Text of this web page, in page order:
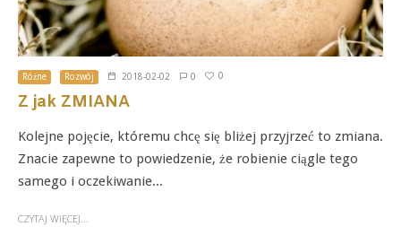
Różne Rozwój 2018-02-02 0 0
Z jak ZMIANA
Kolejne pojęcie, któremu chcę się bliżej przyjrzeć to zmiana.
Znacie zapewne to powiedzenie, że robienie ciągle tego
samego i oczekiwanie...
CZYTAJ WIĘCEJ...